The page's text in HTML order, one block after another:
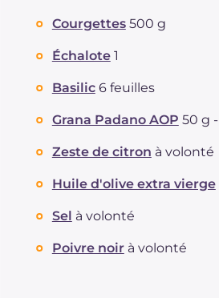
Courgettes 500 g
Échalote 1
Basilic 6 feuilles
Grana Padano AOP 50 g -
Zeste de citron à volonté
Huile d'olive extra vierge
Sel à volonté
Poivre noir à volonté